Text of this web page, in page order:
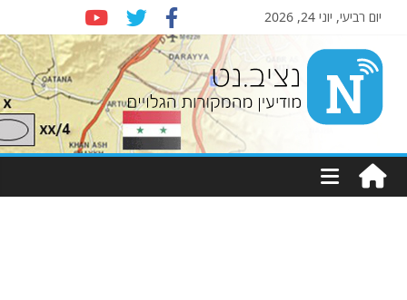
יום רביעי, יוני 24, 2026
Nziv.net
מודיעין
מהמקורות